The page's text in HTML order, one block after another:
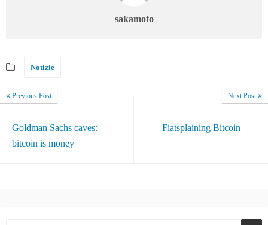
sakamoto
Notizie
Previous Post
Goldman Sachs caves:
bitcoin is money
Next Post
Fiatsplaining Bitcoin